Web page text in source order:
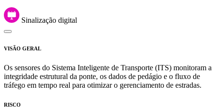
Sinalização digital
VISÃO GERAL
Os sensores do Sistema Inteligente de Transporte (ITS) monitoram a
integridade estrutural da ponte, os dados de pedágio e o fluxo de
tráfego em tempo real para otimizar o gerenciamento de estradas.
RISCO